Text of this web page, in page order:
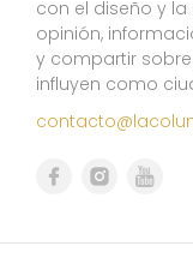
con el diseño y
opinión,
y compartir
influyen como